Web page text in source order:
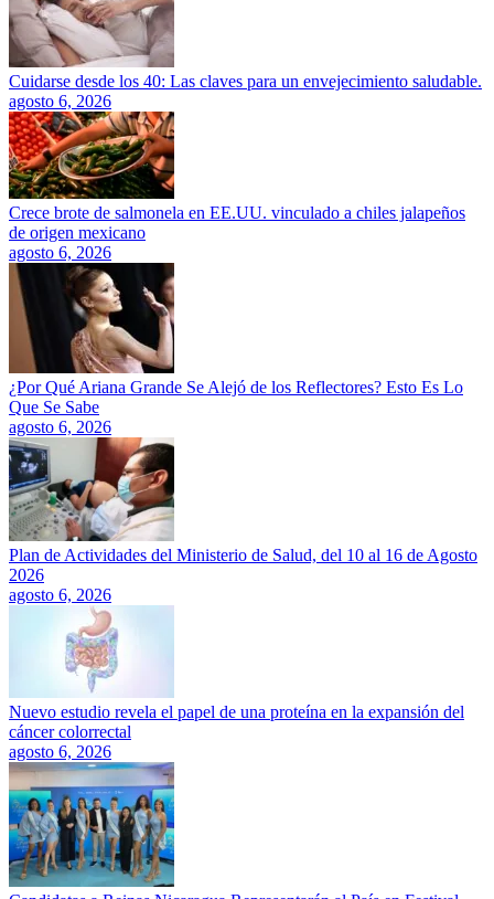
Cuidarse desde los 40: Las claves para un envejecimiento saludable.
agosto 6, 2026
Crece brote de salmonela en EE.UU. vinculado a chiles jalapeños
de origen mexicano
agosto 6, 2026
¿Por Qué Ariana Grande Se Alejó de los Reflectores? Esto Es Lo
Que Se Sabe
agosto 6, 2026
Plan de Actividades del Ministerio de Salud, del 10 al 16 de Agosto
2026
agosto 6, 2026
Nuevo estudio revela el papel de una proteína en la expansión del
cáncer colorrectal
agosto 6, 2026